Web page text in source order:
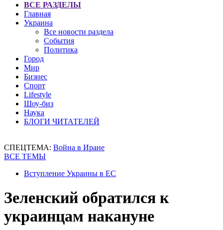
ВСЕ РАЗДЕЛЫ
Главная
Украина
Все новости раздела
События
Политика
Город
Мир
Бизнес
Спорт
Lifestyle
Шоу-биз
Наука
БЛОГИ ЧИТАТЕЛЕЙ
СПЕЦТЕМА: Война в Иране
ВСЕ ТЕМЫ
Вступление Украины в ЕС
Зеленский обратился к
украинцам накануне